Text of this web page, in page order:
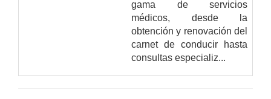
gama de servicios
médicos, desde la
obtención y renovación del
carnet de conducir hasta
consultas especializ...